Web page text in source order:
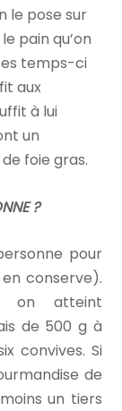
le pose sur
pain qu’on
temps-ci
aux
à lui
un
foie gras.
?
pour
conserve).
on atteint
de 500 g à
convives. Si
de
un tiers